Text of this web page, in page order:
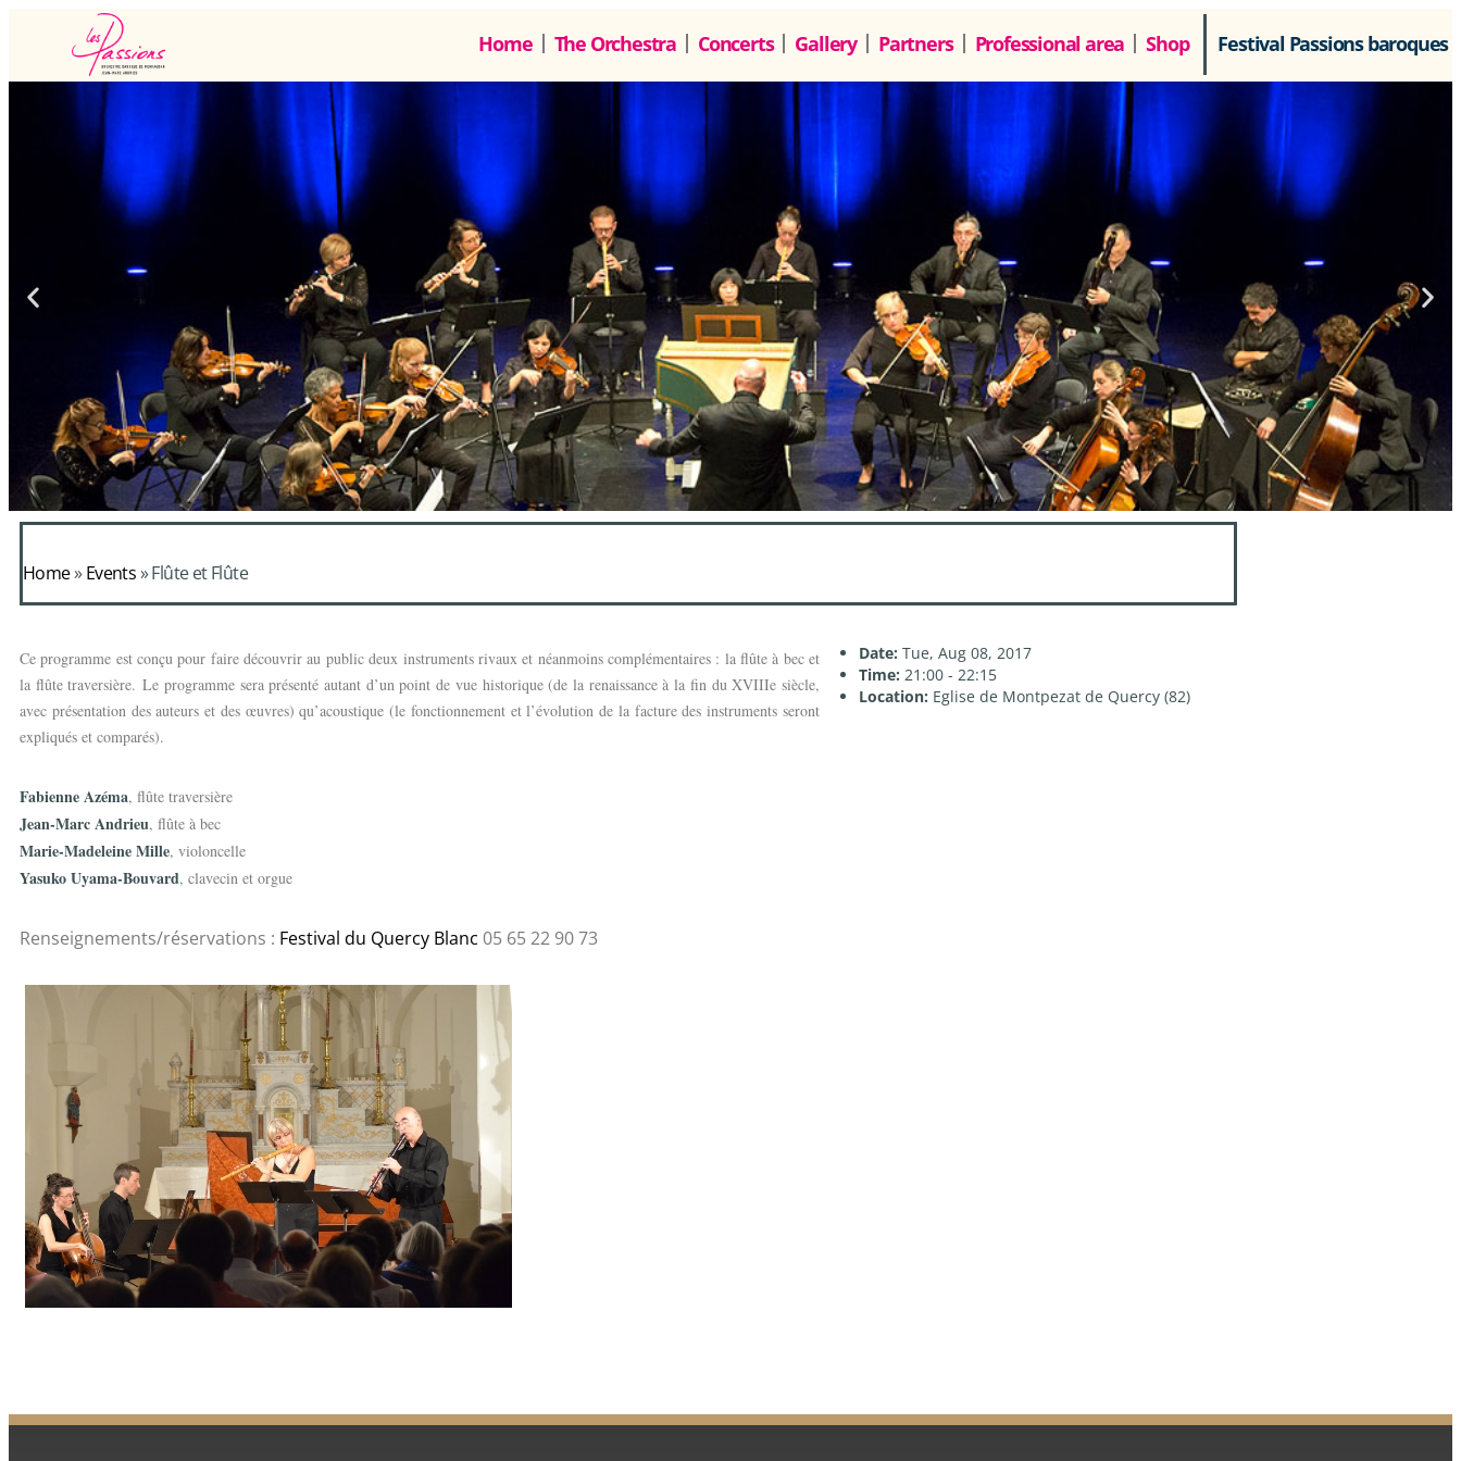
Home The Orchestra Concerts Gallery Partners Professional area Shop Festival Passions baroques
Home»Events»Flûte et Flûte
Ce programme est conçu pour faire découvrir au public deux instruments rivaux et néanmoins complémentaires : la flûte à bec et
la flûte traversière.Le programme sera présenté autant d’un point de vue historique (de la renaissance à la fin du XVIIIe siècle,
avec présentation des auteurs et des œuvres) qu’acoustique (le fonctionnement et l’évolution de la facture des instruments seront
expliqués et comparés).
Fabienne Azéma, flûte traversière
Jean-Marc Andrieu, flûte à bec
Marie-Madeleine Mille, violoncelle
Yasuko Uyama-Bouvard, clavecin et orgue
Renseignements/réservations : Festival du Quercy Blanc 05 65 22 90 73
Date: Tue, Aug 08, 2017
Time: 21:00 - 22:15
Location: Eglise de Montpezat de Quercy (82)